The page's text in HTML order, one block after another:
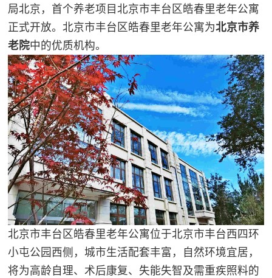
局北京，首个养老项目北京市丰台区皓春里老年公寓
正式开放。北京市丰台区皓春里老年公寓为北京市养
老院中的优质机构。
北京市丰台区皓春里老年公寓位于北京市丰台西四环
小屯公园西侧，城市生活配套丰富，自然环境宜居，
将为高龄自理、术后康复、失能失智及需重疾照料的